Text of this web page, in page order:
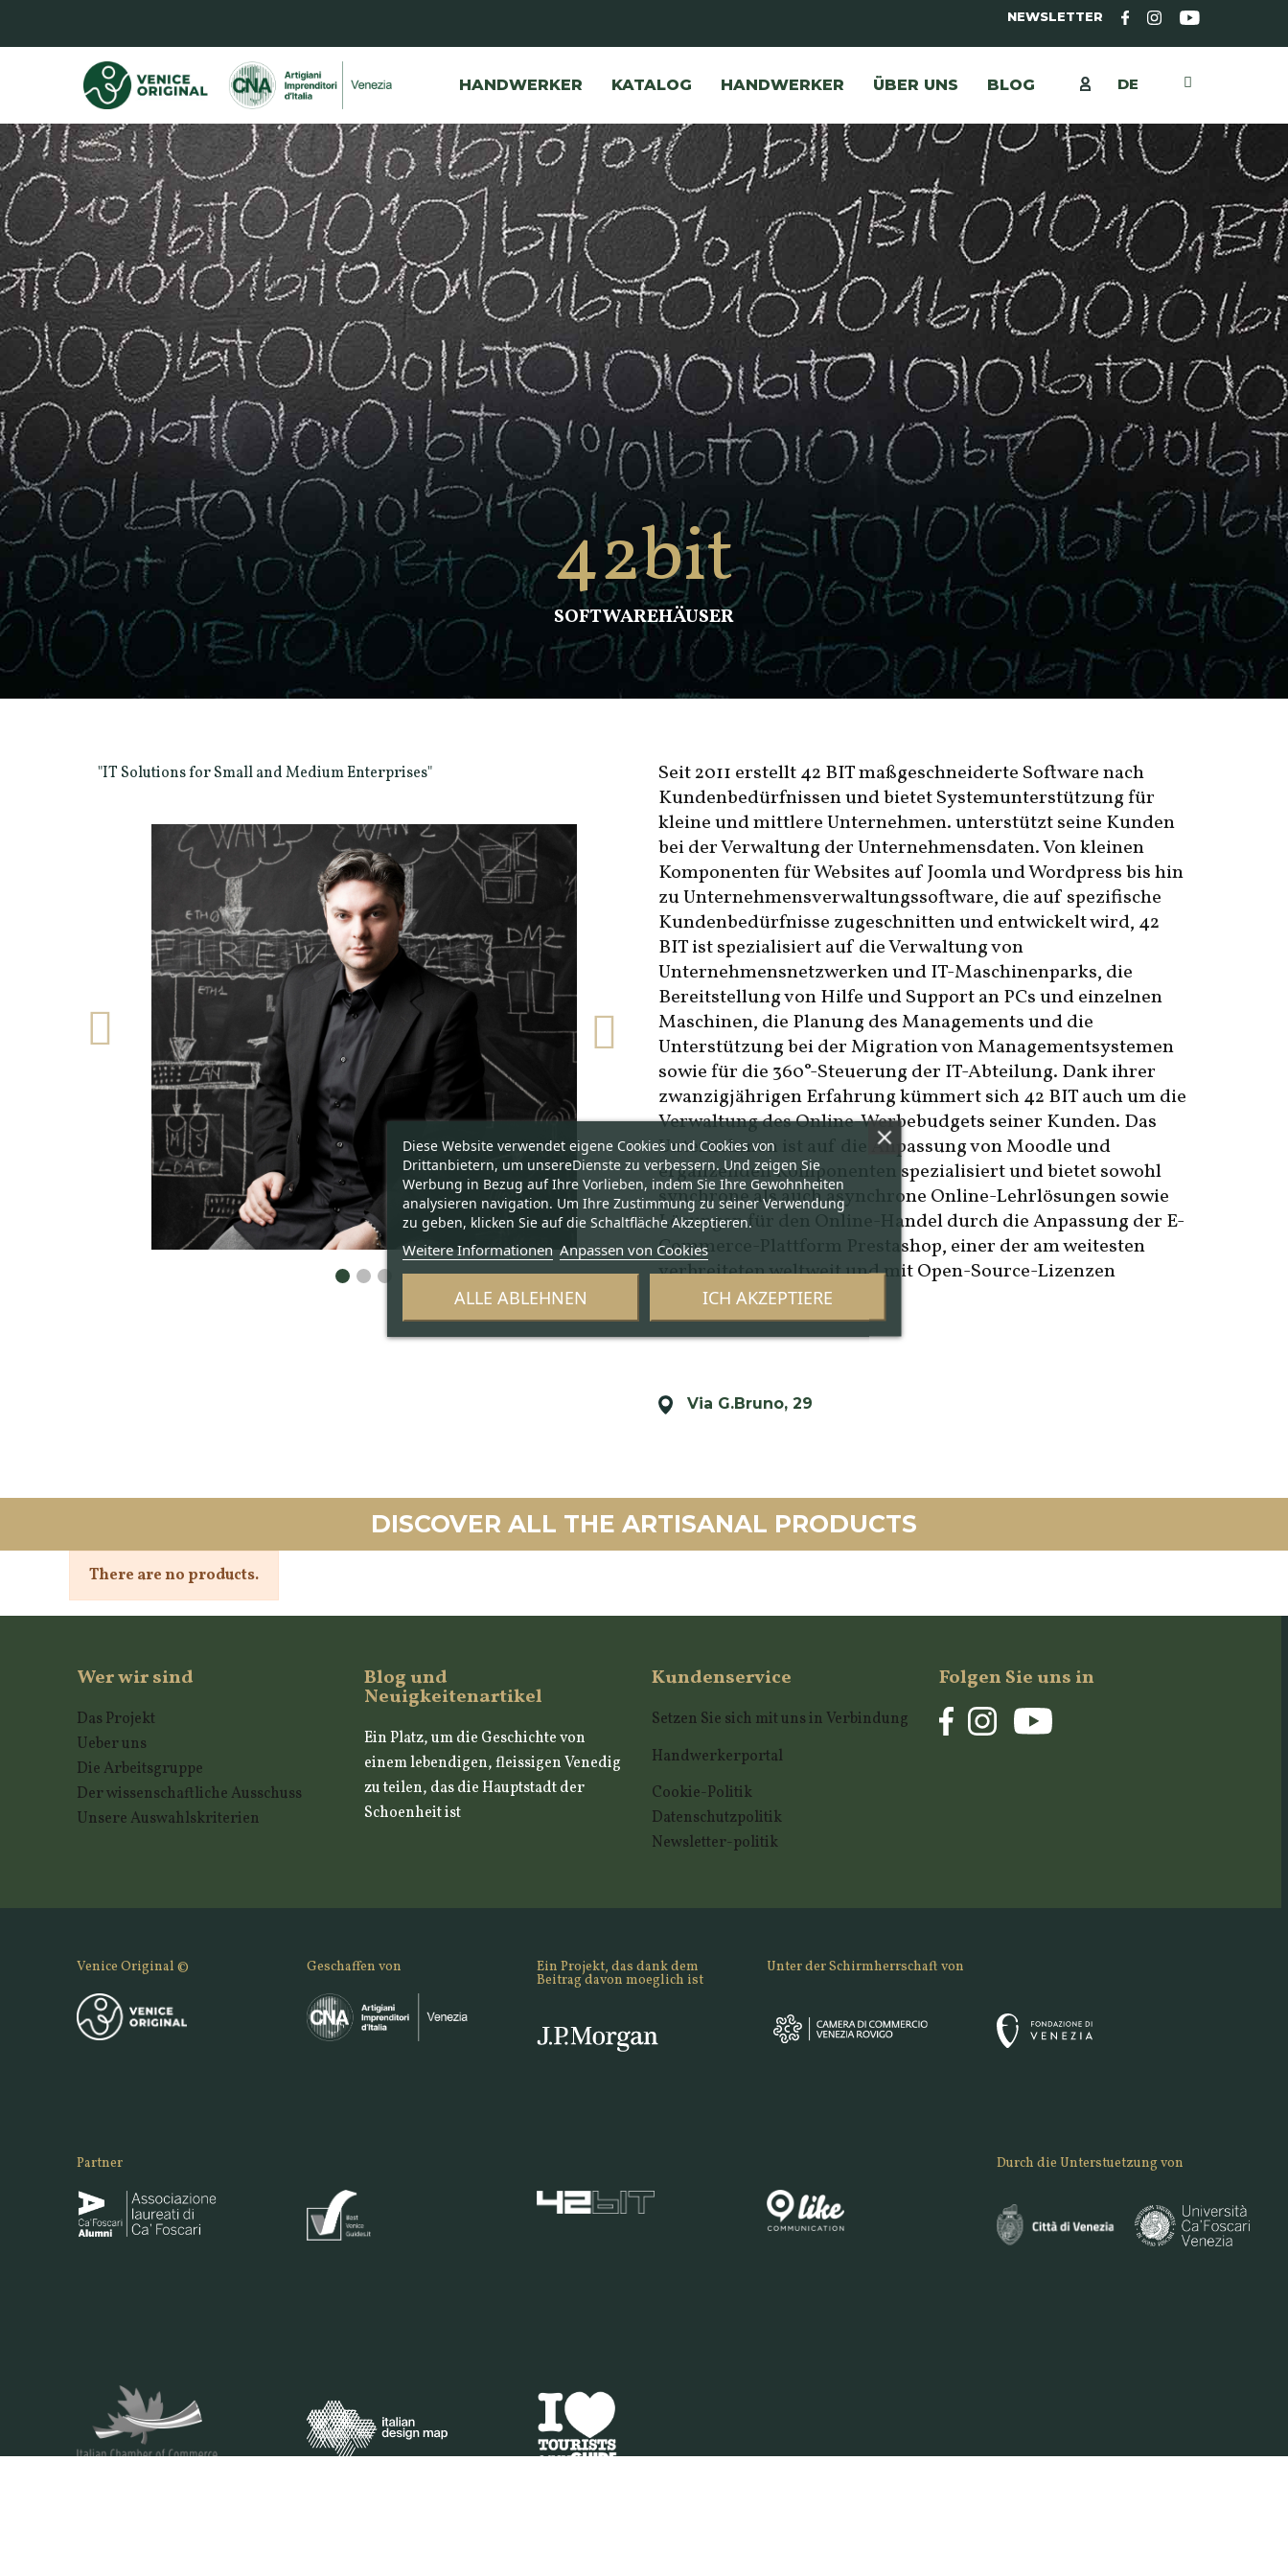
NEWSLETTER
HANDWERKER KATALOG HANDWERKER ÜBER UNS BLOG DE
42bit
SOFTWAREHÄUSER
"IT Solutions for Small and Medium Enterprises"
Seit 2011 erstellt 42 BIT maßgeschneiderte Software nach
Kundenbedürfnissen und bietet Systemunterstützung für
kleine und mittlere Unternehmen. unterstützt seine Kunden
bei der Verwaltung der Unternehmensdaten. Von kleinen
Komponenten für Websites auf Joomla und Wordpress bis hin
zu Unternehmensverwaltungssoftware, die auf spezifische
Kundenbedürfnisse zugeschnitten und entwickelt wird, 42
BIT ist spezialisiert auf die Verwaltung von
Unternehmensnetzwerken und IT-Maschinenparks, die
Bereitstellung von Hilfe und Support an PCs und einzelnen
Maschinen, die Planung des Managements und die
Unterstützung bei der Migration von Managementsystemen
sowie für die 360°-Steuerung der IT-Abteilung. Dank ihrer
zwanzigjährigen Erfahrung kümmert sich 42 BIT auch um die
Verwaltung des Online-Werbebudgets seiner Kunden. Das
Unternehmen ist auf die Anpassung von Moodle und
ergänzenden Komponenten spezialisiert und bietet sowohl
synchrone als auch asynchrone Online-Lehrlösungen sowie
Lösungen für den Online-Handel durch die Anpassung der E-
Commerce-Plattform Prestashop, einer der am weitesten
verbreiteten weltweit und mit Open-Source-Lizenzen
veröffentlicht.
Via G.Bruno, 29
DISCOVER ALL THE ARTISANAL PRODUCTS
There are no products.
Wer wir sind
Das Projekt
Ueber uns
Die Arbeitsgruppe
Der wissenschaftliche Ausschuss
Unsere Auswahlskriterien
Blog und
Neuigkeitenartikel
Ein Platz, um die Geschichte von
einem lebendigen, fleissigen Venedig
zu teilen, das die Hauptstadt der
Schoenheit ist
Kundenservice
Setzen Sie sich mit uns in Verbindung
Handwerkerportal
Cookie-Politik
Datenschutzpolitik
Newsletter-politik
Folgen Sie uns in
Venice Original © Geschaffen von Ein Projekt, das dank dem
Beitrag davon moeglich ist
Unter der Schirmherrschaft von
Partner Durch die Unterstuetzung von
Diese Website verwendet eigene Cookies und Cookies von
Drittanbietern, um unsereDienste zu verbessern. Und zeigen Sie
Werbung in Bezug auf Ihre Vorlieben, indem Sie Ihre Gewohnheiten
analysieren navigation. Um Ihre Zustimmung zu seiner Verwendung
zu geben, klicken Sie auf die Schaltfläche Akzeptieren.
Weitere Informationen Anpassen von Cookies
ALLE ABLEHNEN ICH AKZEPTIERE